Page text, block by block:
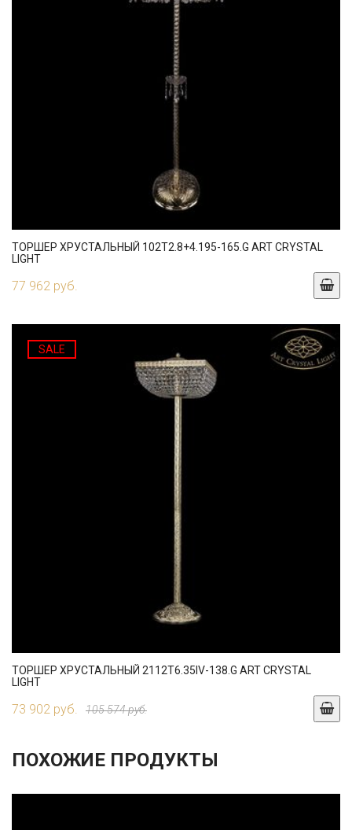
ТОРШЕР ХРУСТАЛЬНЫЙ 102T2.8+4.195-165.G ART CRYSTAL
LIGHT
77 962 руб.
SALE
ТОРШЕР ХРУСТАЛЬНЫЙ 2112T6.35IV-138.G ART CRYSTAL
LIGHT
73 902 руб. 105 574 руб.
ПОХОЖИЕ ПРОДУКТЫ